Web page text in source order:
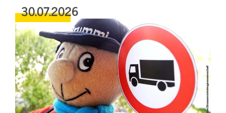
30.07.2026